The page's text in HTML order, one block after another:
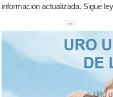
información actualizada. Sigue